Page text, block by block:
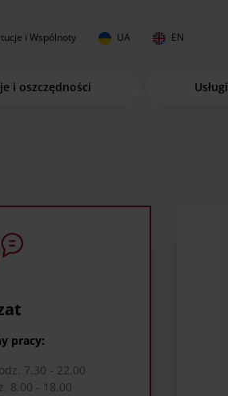
i Wspólnoty UA EN
i oszczędności Usługi
pracy:
7.30 - 22.00
8.00 - 18.00